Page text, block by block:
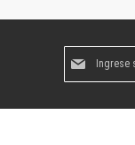
boletín